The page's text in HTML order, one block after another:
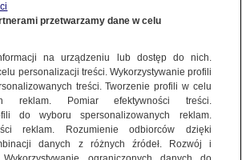
przetwarzamy dane w celu
na urządzeniu lub dostęp do nich.
personalizacji treści. Wykorzystywanie profili
treści. Tworzenie profili w celu
reklam. Pomiar efektywności treści.
do wyboru spersonalizowanych reklam.
reklam. Rozumienie odbiorców dzięki
danych z różnych źródeł. Rozwój i